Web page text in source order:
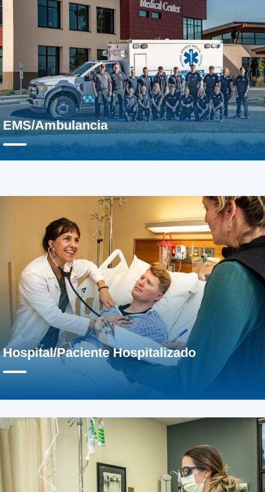
EMS/Ambulancia
El experimentado equipo quirúrgico de Pagosa Springs
Center ofrece...
Hospital/Paciente Hospitalizado